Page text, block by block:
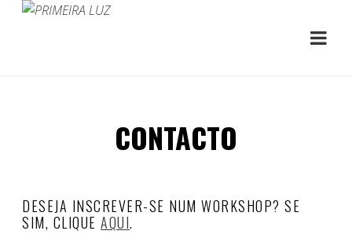
CONTACTO
DESEJA INSCREVER-SE NUM WORKSHOP? SE
SIM, CLIQUE AQUI.